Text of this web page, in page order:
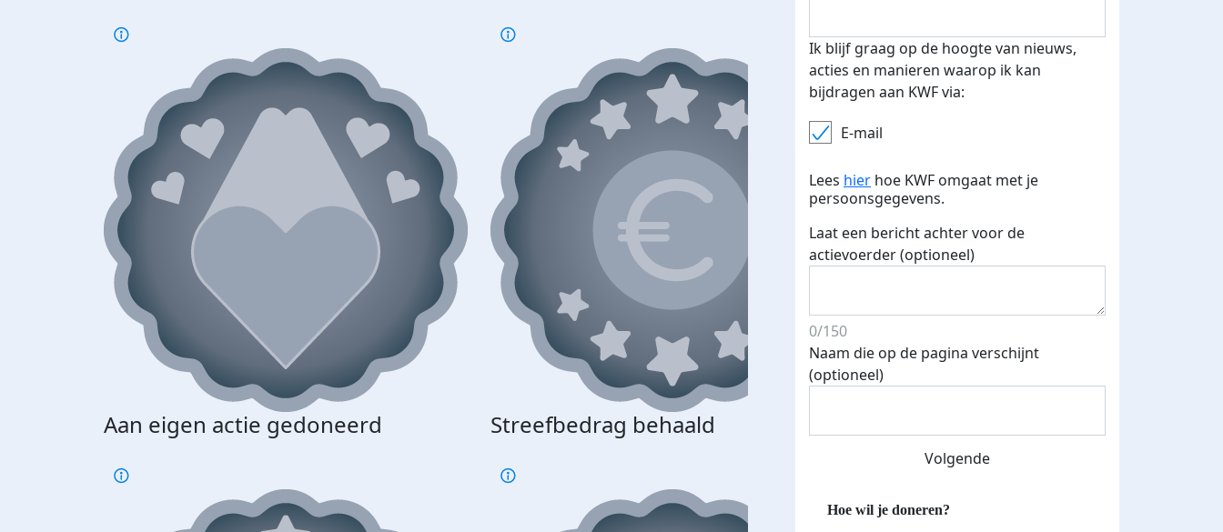
Aan eigen actie gedoneerd Streefbedrag behaald
Ik blijf graag op de hoogte van nieuws,
acties en manieren waarop ik kan
bijdragen aan KWF via:
E-mail
Lees hier hoe KWF omgaat met je
persoonsgegevens.
Laat een bericht achter voor de
actievoerder (optioneel)
0/150
Naam die op de pagina verschijnt
(optioneel)
Volgende